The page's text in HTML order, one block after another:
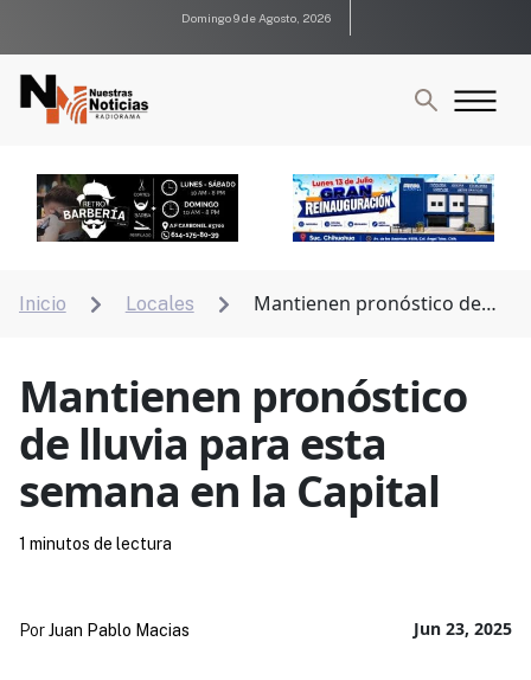
Domingo 9 de Agosto, 2026
Inicio  Locales 
Mantienen pronóstico de
Mantienen pronóstico
de lluvia para esta
semana en la Capital
Jun 23, 2025
PorJuan Pablo Macias
1 minutos de lectura